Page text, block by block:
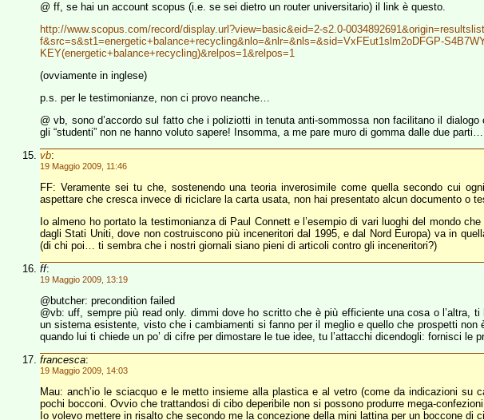
@ ff, se hai un account scopus (i.e. se sei dietro un router universitario) il link è questo.
http://www.scopus.com/record/display.url?view=basic&eid=2-s2.0-
f&src=s&st1=energetic+balance+recycling&nlo=&nlr=&nls=&sid=VxFEut1slm2oDFGP-
KEY(energetic+balance+recycling)&relpos=1&relpos=1
(ovviamente in inglese)
p.s. per le testimonianze, non ci provo neanche…
@ vb, sono d’accordo sul fatto che i poliziotti in tenuta anti-sommossa non facilitano il
gli “studenti” non ne hanno voluto sapere! Insomma, a me pare muro di gomma dalle due parti…
vb:
19 Maggio 2009, 11:46
FF: Veramente sei tu che, sostenendo una teoria inverosimile come quella secondo cui
aspettare che cresca invece di riciclare la carta usata, non hai presentato alcun documento o
Io almeno ho portato la testimonianza di Paul Connett e l’esempio di vari luoghi del mondo
dagli Stati Uniti, dove non costruiscono più inceneritori dal 1995, e dal Nord Europa) va in
(di chi poi… ti sembra che i nostri giornali siano pieni di articoli contro gli inceneritori?)
ff:
19 Maggio 2009, 13:19
@butcher: precondition failed
@vb: uff, sempre più read only. dimmi dove ho scritto che è più efficiente una cosa o l’altra,
un sistema esistente, visto che i cambiamenti si fanno per il meglio e quello che prospetti
quando lui ti chiede un po’ di cifre per dimostare le tue idee, tu l’attacchi dicendogli: fornisci
francesca:
19 Maggio 2009, 14:03
Mau: anch’io le sciacquo e le metto insieme alla plastica e al vetro (come da indicazioni
pochi bocconi. Ovvio che trattandosi di cibo deperibile non si possono produrre mega-
Io volevo mettere in risalto che secondo me la concezione della mini lattina per un boccone